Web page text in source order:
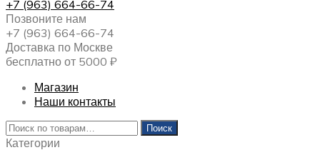
+7 (963) 664-66-74
Позвоните нам
+7 (963) 664-66-74
Доставка по Москве
бесплатно от 5000 ₽
Магазин
Наши контакты
Искать:
Поиск
Категории